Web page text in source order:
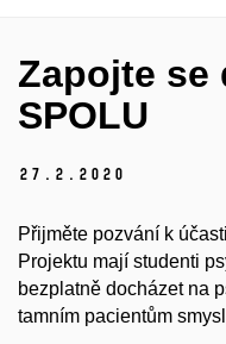
Zapojte se
SPOLU
27. 2. 2020
Přijměte pozvání k
Projektu mají studenti
bezplatně docházet na
tamním pacientům